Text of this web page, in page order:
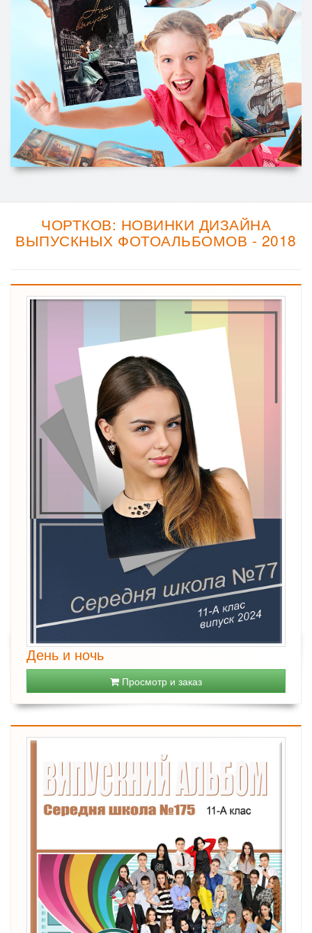
ЧОРТКОВ: НОВИНКИ ДИЗАЙНА
ВЫПУСКНЫХ ФОТОАЛЬБОМОВ - 2018
День и ночь
Просмотр и заказ